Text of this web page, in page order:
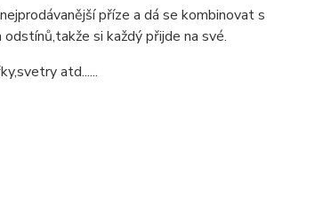
příze a dá se kombinovat s
si každý přijde na své.
atd......